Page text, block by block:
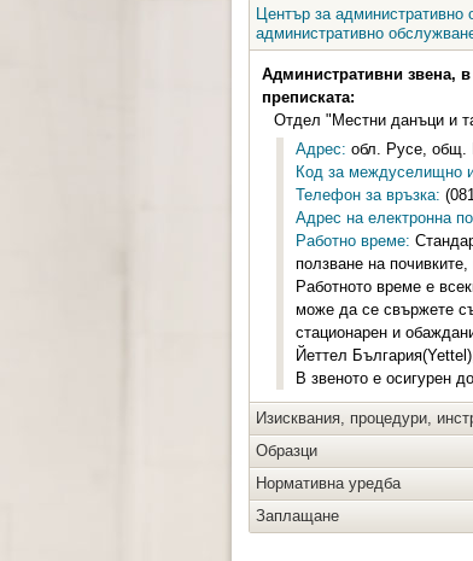
Център за административно
административно
Административни звена,
преписката:
Отдел "Местни данъци и
Адрес: обл. Русе, общ.
Код за междуселищно
Телефон за връзка:
Адрес на електронна
Работно време:
ползване на
Работното време е
може да се свържете
стационарен и
Йеттел
В звеното е осигурен
Изисквания, процедури,
Образци
Нормативна уредба
Заплащане